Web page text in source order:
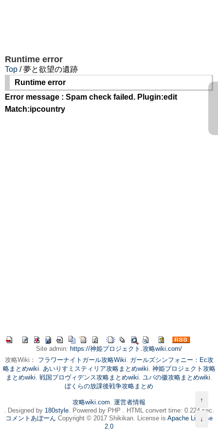
Runtime error
Top / 夢と欲望の遺跡
Runtime error
Error message : Spam check failed. Plugin:edit
Match:ipcountry
Site admin: https://神姫プロジェクト.攻略wiki.com/
攻略Wiki： フラワーナイトガール攻略Wiki. ガールズシンフォニー：Ec攻
略まとめwiki. あいりすミスティリア攻略まとめwiki. 神姫プロジェクト攻略
まとめwiki. 戦国プロヴィデンス攻略まとめwiki. ユバの徽攻略まとめwiki.
ぼくらの放課後戦争攻略まとめ
攻略wiki.com. 運営者情報
. Designed by 180style. Powered by PHP . HTML convert time: 0.224 sec.
コメントあぼーん Copyright © 2017 Shikikan. License is Apache License
2.0
↑
↓